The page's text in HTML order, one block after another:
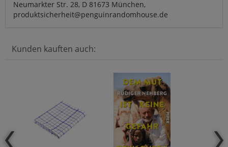
Neumarkter Str. 28, D 81673 München,
produktsicherheit@penguinrandomhouse.de
Kunden kauften auch: